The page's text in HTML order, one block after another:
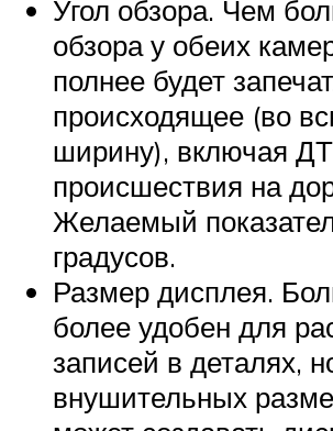
Угол обзора. Чем
обзора у обеих
полнее будет
происходящее (во
ширину), включая
происшествия на
Желаемый
градусов.
Размер дисплея.
более удобен для
записей в деталях,
внушительных